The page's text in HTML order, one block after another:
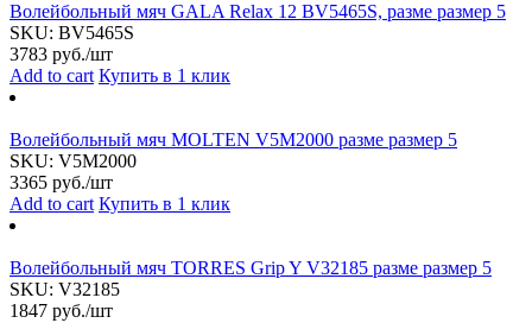
Волейбольный мяч GALA Relax 12 BV5465S, разме размер 5
SKU: BV5465S
3783 руб./шт
Add to cart Купить в 1 клик
Волейбольный мяч MOLTEN V5M2000 разме размер 5
SKU: V5M2000
3365 руб./шт
Add to cart Купить в 1 клик
Волейбольный мяч TORRES Grip Y V32185 разме размер 5
SKU: V32185
1847 руб./шт